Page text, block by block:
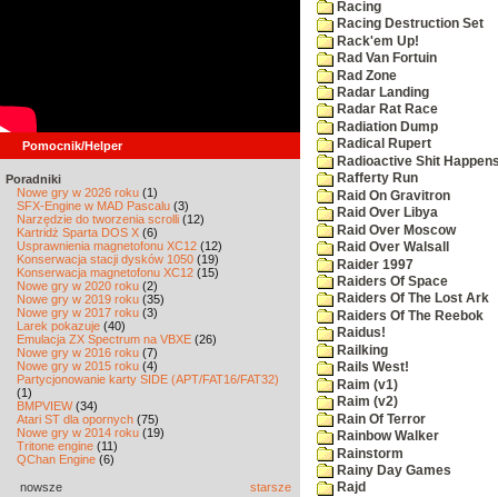
Pomocnik/Helper
Poradniki
Nowe gry w 2026 roku (1)
SFX-Engine w MAD Pascalu (3)
Narzędzie do tworzenia scrolli (12)
Kartridż Sparta DOS X (6)
Usprawnienia magnetofonu XC12 (12)
Konserwacja stacji dysków 1050 (19)
Konserwacja magnetofonu XC12 (15)
Nowe gry w 2020 roku (2)
Nowe gry w 2019 roku (35)
Nowe gry w 2017 roku (3)
Larek pokazuje (40)
Emulacja ZX Spectrum na VBXE (26)
Nowe gry w 2016 roku (7)
Nowe gry w 2015 roku (4)
Partycjonowanie karty SIDE (APT/FAT16/FAT32)
(1)
BMPVIEW(34)
Atari ST dla opornych (75)
Nowe gry w 2014 roku (19)
Tritone engine (11)
QChan Engine (6)
nowsze starsze
Racing
Racing Destruction Set
Rack'em Up!
Rad Van Fortuin
Rad Zone
Radar Landing
Radar Rat Race
Radiation Dump
Radical Rupert
Radioactive Shit
Rafferty Run
Raid On Gravitron
Raid Over Libya
Raid Over Moscow
Raid Over Walsall
Raider 1997
Raiders Of Space
Raiders Of The Lost Ark
Raiders Of The Reebok
Raidus!
Railking
Rails West!
Raim (v1)
Raim (v2)
Rain Of Terror
Rainbow Walker
Rainstorm
Rainy Day Games
Rajd